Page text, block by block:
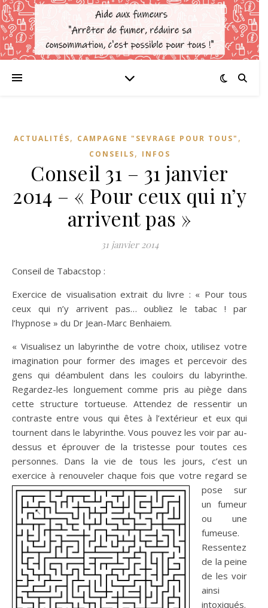
ACTUALITÉS, CAMPAGNE "SEVRAGE POUR TOUS" ,
CONSEILS, INFOS
Conseil 31 – 31 janvier
2014 – « Pour ceux qui n’y
arrivent pas »
31 janvier 2014
Conseil de Tabacstop :
Exercice de visualisation extrait du livre : « Pour tous
ceux qui n’y arrivent pas… oubliez le tabac ! par
l’hypnose » du Dr Jean-Marc Benhaiem.
« Visualisez un labyrinthe de votre choix, utilisez votre
imagination pour former des images et percevoir des
gens qui déambulent dans les couloirs du labyrinthe.
Regardez-les longuement comme pris au piège dans
cette structure tortueuse. Attendez de ressentir un
contraste entre vous qui êtes à l’extérieur et eux qui
tournent dans le labyrinthe. Vous pouvez les voir par au-
dessus et éprouver de la tristesse pour toutes ces
personnes. Dans la vie de tous les jours, c’est un
exercice à renouveler chaque fois que votre regard se
pose sur
un fumeur
ou une
fumeuse.
Ressentez
de la peine
de les voir
ainsi
intoxiqués.